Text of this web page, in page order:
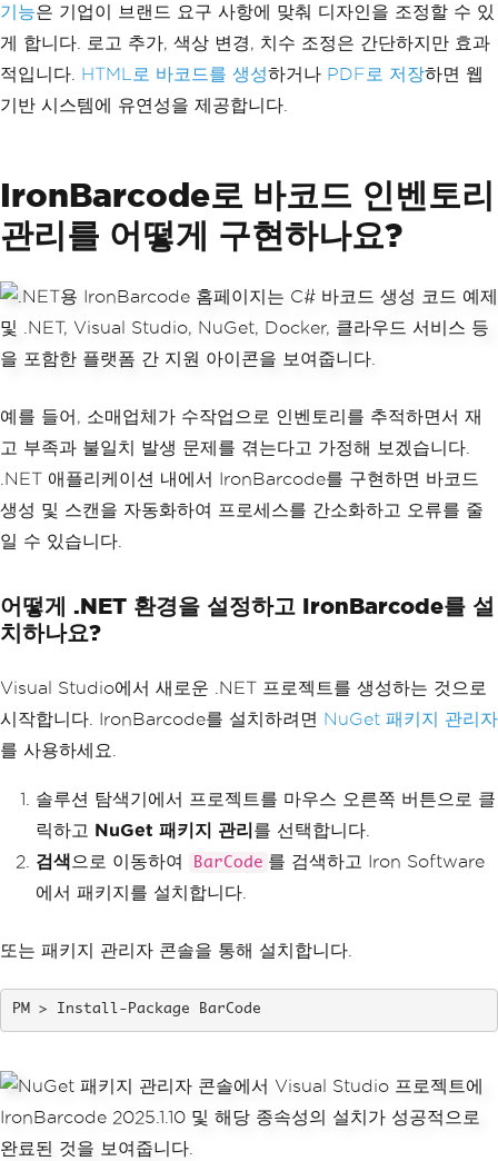
기능은 기업이 브랜드 요구 사항에 맞춰 디자인을 조정할 수 있
게 합니다. 로고 추가, 색상 변경, 치수 조정은 간단하지만 효과
적입니다. HTML로 바코드를 생성하거나 PDF로 저장하면 웹
기반 시스템에 유연성을 제공합니다.
IronBarcode로 바코드 인벤토리
관리를 어떻게 구현하나요?
예를 들어, 소매업체가 수작업으로 인벤토리를 추적하면서 재
고 부족과 불일치 발생 문제를 겪는다고 가정해 보겠습니다.
.NET 애플리케이션 내에서 IronBarcode를 구현하면 바코드
생성 및 스캔을 자동화하여 프로세스를 간소화하고 오류를 줄
일 수 있습니다.
어떻게 .NET 환경을 설정하고 IronBarcode를 설
치하나요?
Visual Studio에서 새로운 .NET 프로젝트를 생성하는 것으로
시작합니다. IronBarcode를 설치하려면 NuGet 패키지 관리자
를 사용하세요.
솔루션 탐색기에서 프로젝트를 마우스 오른쪽 버튼으로 클
릭하고 NuGet 패키지 관리 를 선택합니다.
검색 으로 이동하여 BarCode 를 검색하고 Iron Software
에서 패키지를 설치합니다.
또는 패키지 관리자 콘솔을 통해 설치합니다.
Install-Package BarCode